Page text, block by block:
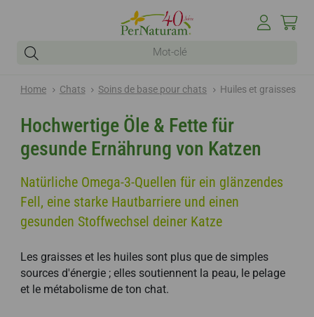
Home Chats Soins de base pour chats Huiles et graisses
Hochwertige Öle & Fette für
gesunde Ernährung von Katzen
Natürliche Omega-3-Quellen für ein glänzendes
Fell, eine starke Hautbarriere und einen
gesunden Stoffwechsel deiner Katze
Les graisses et les huiles sont plus que de simples
sources d'énergie ; elles soutiennent la peau, le pelage
et le métabolisme de ton chat.